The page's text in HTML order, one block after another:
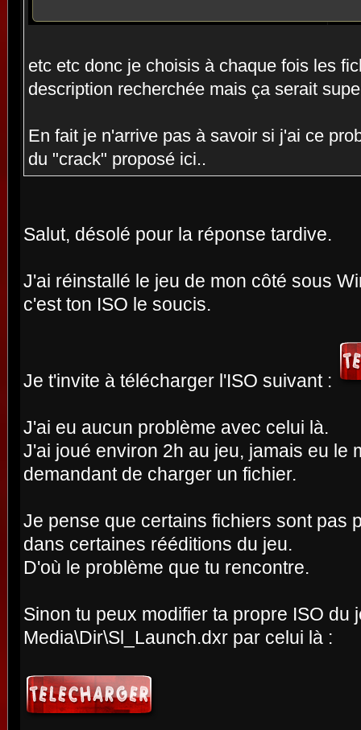
etc etc donc je choisis à chaque fois les
description recherchée mais ça serait
En fait je n'arrive pas à savoir si j'ai ce
du "crack" proposé ici..
Salut, désolé pour la réponse tardive.
J'ai réinstallé le jeu de mon côté sous
c'est ton ISO le soucis.
Je t'invite à télécharger l'ISO suivant :
J'ai eu aucun problème avec celui là.
J'ai joué environ 2h au jeu, jamais eu le
demandant de charger un fichier.
Je pense que certains fichiers sont pas
dans certaines rééditions du jeu.
D'où le problème que tu rencontre.
Sinon tu peux modifier ta propre ISO du
Media\Dir\Sl_Launch.dxr par celui là :